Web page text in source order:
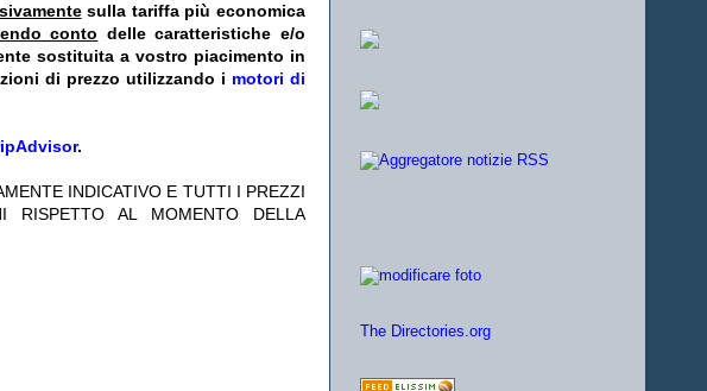
sulla tariffa più economica
conto delle caratteristiche e/o
sostituita a vostro piacimento in
di prezzo utilizzando i motori di
.
INDICATIVO E TUTTI I PREZZI
RISPETTO AL MOMENTO DELLA
The Directories.org